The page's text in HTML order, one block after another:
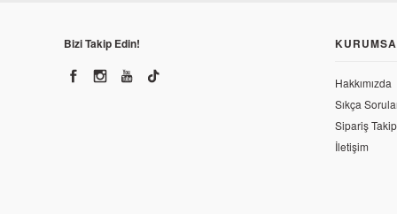
Bizi Takip Edin!
Hakkımızda
Sıkça
Sipariş Takip
İletişim